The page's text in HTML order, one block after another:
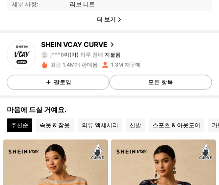
세부 사항:
리브 니트
더 보기
SHEIN VCAY CURVE
4.91
190K 팔로워
j***6 이(가)하루 전에 지불됨
s***o다음 2시간 전
4.91 190K 팔로워
4.91 190K 팔로워
4.91 190K 팔로워
4.91 190K 팔로워
최근 1.4M개 판매됨 1.3M 재구매
팔로잉 모든 항목
마음에 드실 거예요.
추천순 속옷 & 잠옷 의류 액세서리 신발 스포츠 & 아웃도어